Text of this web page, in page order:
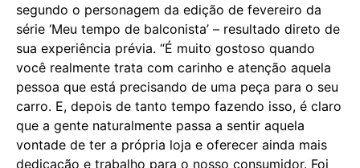
segundo o personagem da edição de fevereiro da
série ‘Meu tempo de balconista’ – resultado direto de
sua experiência prévia. “É muito gostoso quando
você realmente trata com carinho e atenção aquela
pessoa que está precisando de uma peça para o seu
carro. E, depois de tanto tempo fazendo isso, é claro
que a gente naturalmente passa a sentir aquela
vontade de ter a própria loja e oferecer ainda mais
dedicação e trabalho para o nosso consumidor. Foi